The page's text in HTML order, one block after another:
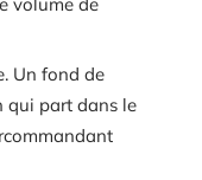
Un fond de
qui part dans le